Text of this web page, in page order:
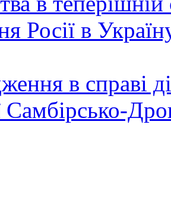
Росії в
в справі
Самбірсько-